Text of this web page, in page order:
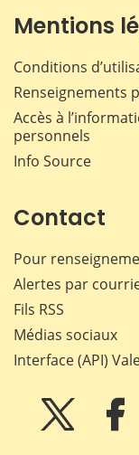
Mentions
Conditions
Renseignements
Accès à
personnels
Info Source
Contact
Pour
Alertes par
Fils RSS
Médias sociaux
Interface (API)